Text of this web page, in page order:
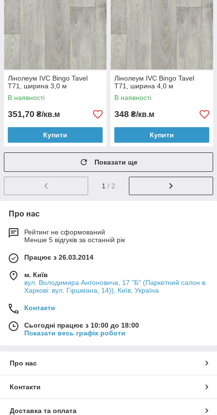
Лінолеум IVC Bingo Tavel
T71, ширина 3,0 м
В наявності
351,70 ₴/кв.м
Купити
Лінолеум IVC Bingo Tavel
T71, ширина 4,0 м
В наявності
348 ₴/кв.м
Купити
Показати ще
1 / 2
Про нас
Рейтинг не сформований
Менше 5 відгуків за останній рік
Працює з 26.03.2014
м. Київ
вул. Володимира Антоновича, 17 "Б" (Паркетний салон в
Харкові: вул. Гіршмана, 14)), Київ, Україна
Контакти
Сьогодні працює з 10:00 до 18:00
Показати весь графік роботи
Про нас
Контакти
Доставка та оплата